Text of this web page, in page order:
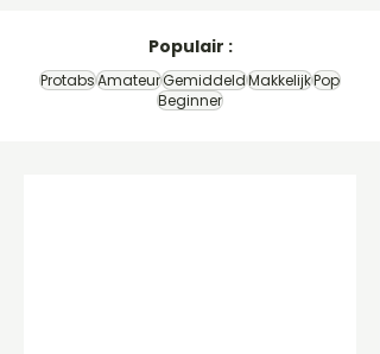
Populair :
ProtabsAmateurGemiddeldMakkelijkPop
Beginner